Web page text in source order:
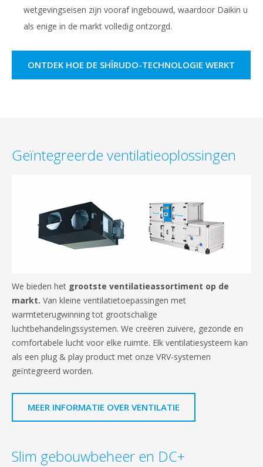
wetgevingseisen zijn vooraf ingebouwd, waardoor Daikin u
als enige in de markt volledig ontzorgd.
ONTDEK HOE DE SHÎRUDO-TECHNOLOGIE WERKT
Geïntegreerde ventilatieoplossingen
We bieden het grootste ventilatieassortiment op de
markt. Van kleine ventilatietoepassingen met
warmteterugwinning tot grootschalige
luchtbehandelingssystemen. We creëren zuivere, gezonde en
comfortabele lucht voor elke ruimte. Elk ventilatiesysteem kan
als een plug & play product met onze VRV-systemen
geïntegreerd worden.
MEER INFORMATIE OVER VENTILATIE
Slim gebouwbeheer en DC+